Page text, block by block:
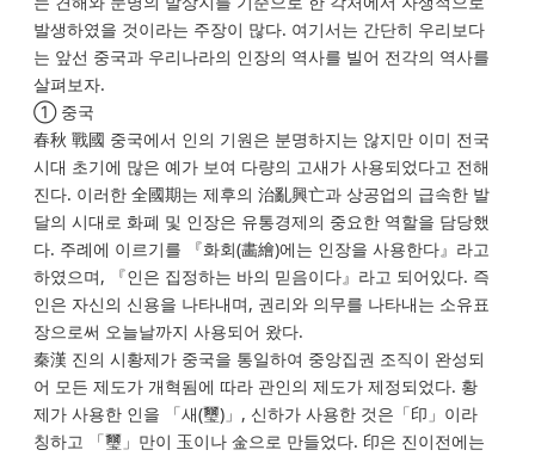
발생하였을 것이라는 주장이 많다. 여기서는 간단히 우리보다
는 앞선 중국과 우리나라의 인장의 역사를 빌어 전각의 역사를
살펴보자.
① 중국
春秋 戰國 중국에서 인의 기원은 분명하지는 않지만 이미 전국
시대 초기에 많은 예가 보여 다량의 고새가 사용되었다고 전해
진다. 이러한 全國期는 제후의 治亂興亡과 상공업의 급속한 발
달의 시대로 화폐 및 인장은 유통경제의 중요한 역할을 담당했
다. 주례에 이르기를 『화회(畵繪)에는 인장을 사용한다』라고
하였으며, 『인은 집정하는 바의 믿음이다』라고 되어있다. 즉
인은 자신의 신용을 나타내며, 권리와 의무를 나타내는 소유표
장으로써 오늘날까지 사용되어 왔다.
秦漢 진의 시황제가 중국을 통일하여 중앙집권 조직이 완성되
어 모든 제도가 개혁됨에 따라 관인의 제도가 제정되었다. 황
제가 사용한 인을 「새(璽)」, 신하가 사용한 것은「印」이라
칭하고 「璽」만이 玉이나 金으로 만들었다. 印은 진이전에는